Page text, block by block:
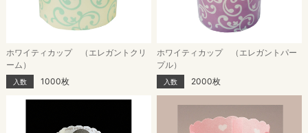
ホワイティカップ （エレガントクリ
ーム）
入数 1000枚
ホワイティカップ （エレガントパー
プル）
入数 2000枚